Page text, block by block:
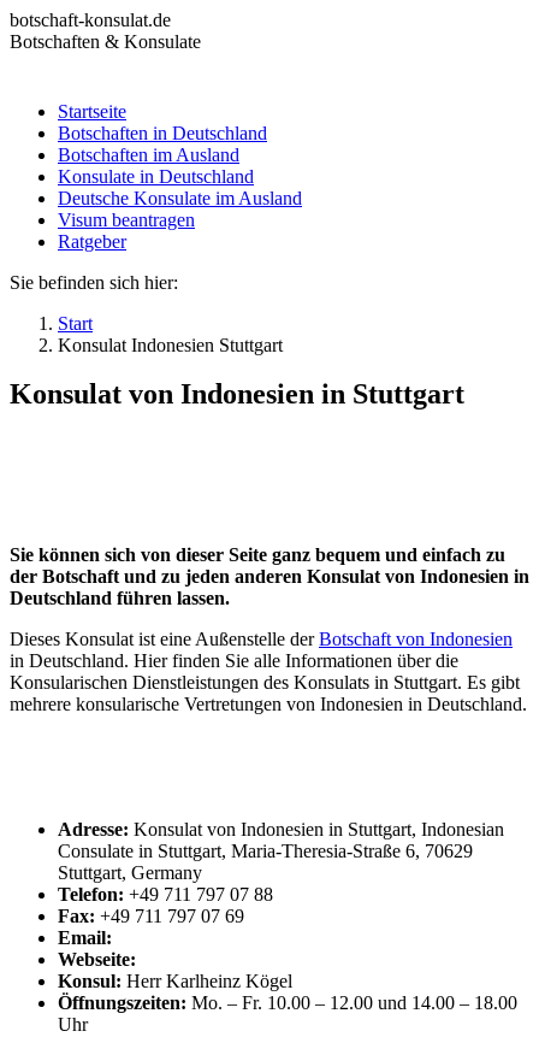
Zum
Inhalt
botschaft-konsulat.de
Botschaften & Konsulate
Startseite
Botschaften in Deutschland
Botschaften im Ausland
Konsulate in Deutschland
Deutsche Konsulate im Ausland
Visum beantragen
Ratgeber
Startseite
Botschaften in Deutschland
Botschaften im Ausland
Konsulate in Deutschland
Deutsche Konsulate im Ausland
Visum beantragen
Ratgeber
Sie befinden sich hier:
Start
Konsulat Indonesien Stuttgart
Konsulat von Indonesien in Stuttgart
Sie können sich von dieser Seite ganz bequem und einfach zu
der Botschaft und zu jeden anderen Konsulat von Indonesien in
Deutschland führen lassen.
Dieses Konsulat ist eine Außenstelle derBotschaft von Indonesien
in Deutschland. Hier finden Sie alle Informationen über die
Konsularischen Dienstleistungen des Konsulats in Stuttgart. Es gibt
mehrere konsularische Vertretungen von Indonesien in Deutschland.
Adresse: Konsulat von Indonesien in Stuttgart, Indonesian
Consulate in Stuttgart, Maria-Theresia-Straße 6, 70629
Stuttgart, Germany
Telefon: +49 711 797 07 88
Fax: +49 711 797 07 69
Email:
Webseite:
Konsul: Herr Karlheinz Kögel
Öffnungszeiten: Mo. – Fr. 10.00 – 12.00 und 14.00 – 18.00
Uhr